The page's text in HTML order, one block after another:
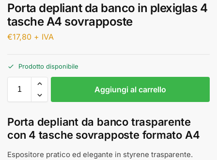
Porta depliant da banco in plexiglas 4
tasche A4 sovrapposte
€17,80 + IVA
Prodotto disponibile
Aggiungi al carrello
Porta depliant da banco trasparente
con 4 tasche sovrapposte formato A4
Espositore pratico ed elegante in styrene trasparente.